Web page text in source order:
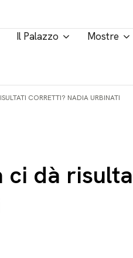
Il Palazzo Mostre
CORRETTI? NADIA URBINATI
ci dà